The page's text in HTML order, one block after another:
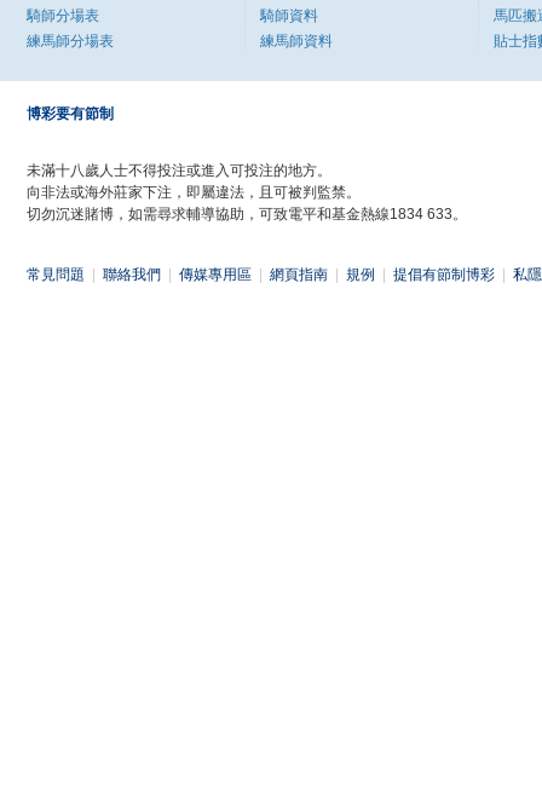
騎師分場表
練馬師分場表
騎師資料
練馬師資料
馬匹搬
貼士指
博彩要有節制
未滿十八歲人士不得投注或進入可投注的地方。
向非法或海外莊家下注，即屬違法，且可被判監禁。
切勿沉迷賭博，如需尋求輔導協助，可致電平和基金熱線1834 633。
常見問題 聯絡我們 傳媒專用區 網頁指南 規例 提倡有節制博彩 私